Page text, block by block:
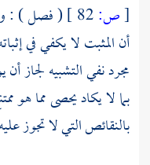
[ص: ( فصل ) :
أن المثبت لا يكفي في
مجرد نفي التشبيه لجاز
بما لا يكاد يحصى مما هو
بالنقائص التي لا تجوز